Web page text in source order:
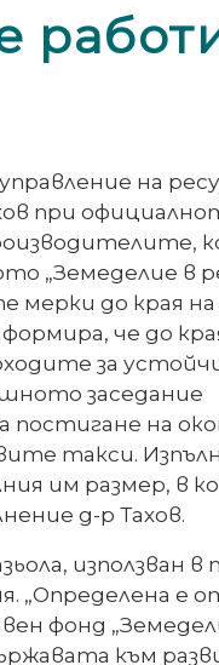
на
при
„Земеделие в
до края
че до
за
заседание
постигане на
такси.
им размер, в
д-р Тахов.
използван в
„Определена е
фонд
към